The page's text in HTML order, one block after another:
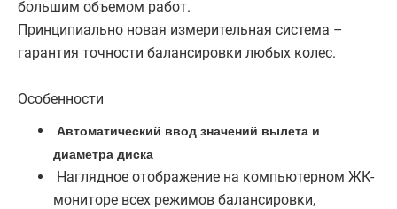
большим объемом работ.
Принципиально новая измерительная система –
гарантия точности балансировки любых колес.
Особенности
Автоматический ввод значений вылета и
диаметра диска
Наглядное отображение на компьютерном ЖК-
мониторе всех режимов балансировки,